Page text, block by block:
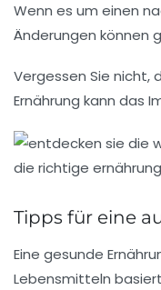
Wenn es um einen
Änderungen können
Vergessen Sie nicht,
Ernährung kann das
Tipps für eine
Eine gesunde
Lebensmitteln